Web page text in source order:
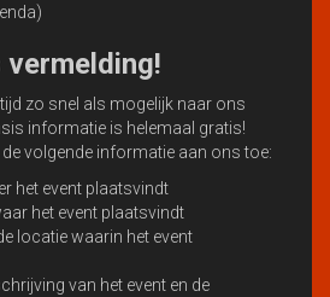
zo snel als mogelijk naar ons
informatie is helemaal gratis!
volgende informatie aan ons toe:
het event plaatsvindt
het event plaatsvindt
locatie waarin het event
van het event en de